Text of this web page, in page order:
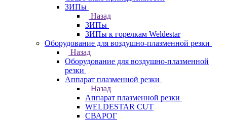
ЗИПы
Назад
ЗИПы
ЗИПы к горелкам Weldestar
Оборудование для воздушно-плазменной резки
Назад
Оборудование для воздушно-плазменной
резки
Аппарат плазменной резки
Назад
Аппарат плазменной резки
WELDESTAR CUT
СВАРОГ